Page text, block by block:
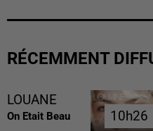
RÉCEMMENT
LOUANE
On Etait Beau 10h26
10h26